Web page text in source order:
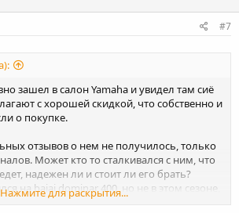
#7
зашел в салон Yamaha и увидел там сиё
с хорошей скидкой, что собственно и
о покупке.
отзывов о нем не получилось, только
Может кто то сталкивался с ним, что
надежен ли и стоит ли его брать?
на bajaj dominar 400, но не в этом сезоне,
цену, подумываю о кредите, дороже
Нажмите для раскрытия...